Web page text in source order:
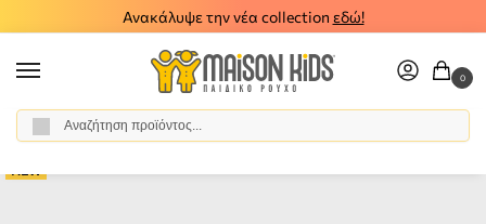
Ανακάλυψε την νέα collection εδώ!
0
Αρχική σελίδα / Βρεφικό Κορίτσι